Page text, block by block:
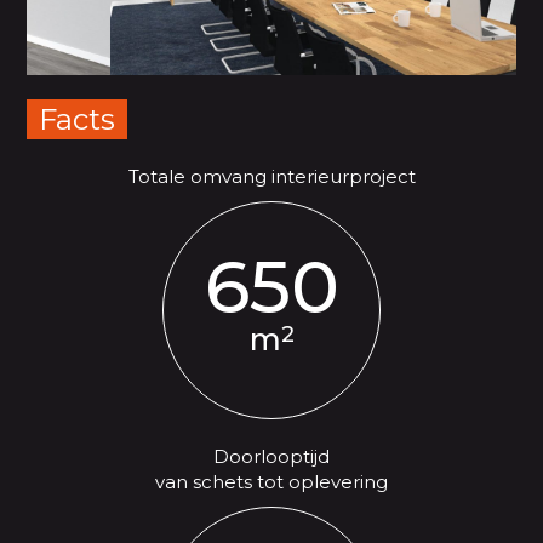
Facts
Totale omvang interieurproject
650
m2
Doorlooptijd
van schets tot oplevering